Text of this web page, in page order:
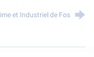
et Industriel de Fos